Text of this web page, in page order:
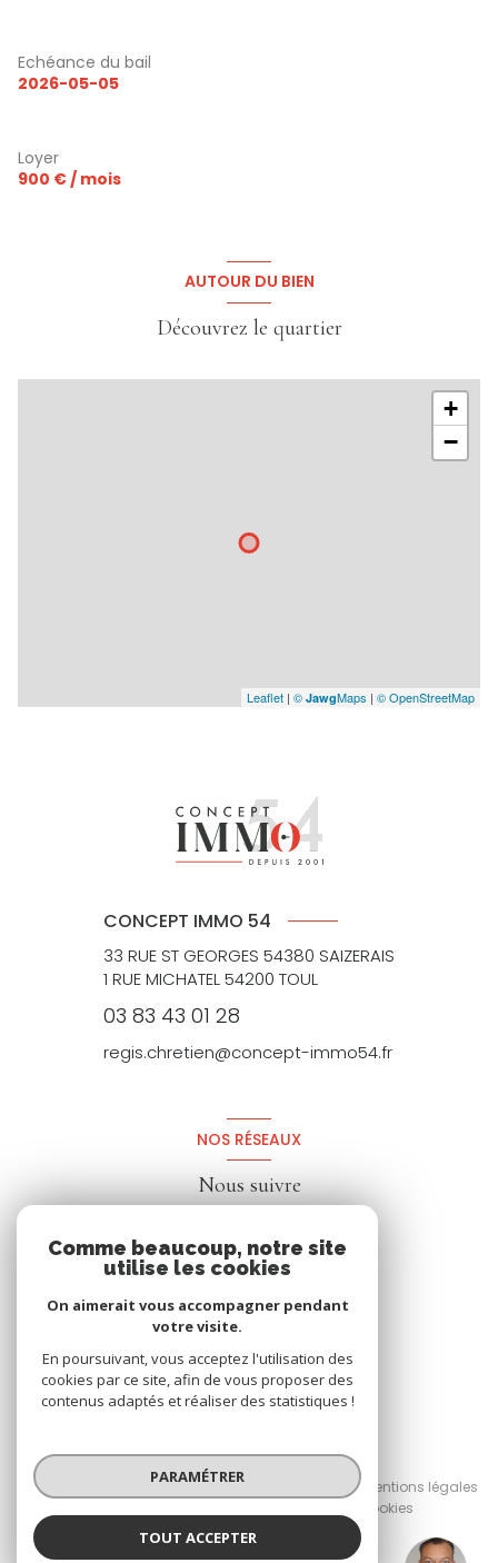
Echéance du bail
2026-05-05
Loyer
900 € / mois
AUTOUR DU BIEN
Découvrez le quartier
+
−
Leaflet | © JawgMaps | © OpenStreetMap
Cédric BERRANGER
CONCEPT IMMO 54
33 RUE ST GEORGES 54380 SAIZERAIS
1 RUE MICHATEL 54200 TOUL
03 83 43 01 28
regis.chretien@concept-immo54.fr
NOS RÉSEAUX
Nous suivre
© 2026 | Tous droits réservés
Nos honoraires
Nos partenaires
Mentions légales
Cookies
Comme beaucoup, notre site
utilise les cookies
On aimerait vous accompagner pendant
votre visite.
En poursuivant, vous acceptez l'utilisation des
cookies par ce site, afin de vous proposer des
contenus adaptés et réaliser des statistiques !
PARAMÉTRER
TOUT ACCEPTER